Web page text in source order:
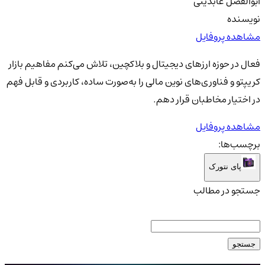
نویسنده
مشاهده پروفایل
فعال در حوزه ارزهای دیجیتال و بلاکچین، تلاش می‌کنم مفاهیم بازار
کریپتو و فناوری‌های نوین مالی را به‌صورت ساده، کاربردی و قابل فهم
در اختیار مخاطبان قرار دهم.
مشاهده پروفایل
برچسب‌ها:
پای نتورک
جستجو در مطالب
جستجو